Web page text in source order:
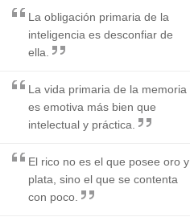
La obligación primaria de la
inteligencia es desconfiar de
ella.
La vida primaria de la memoria
es emotiva más bien que
intelectual y práctica.
El rico no es el que posee oro y
plata, sino el que se contenta
con poco.